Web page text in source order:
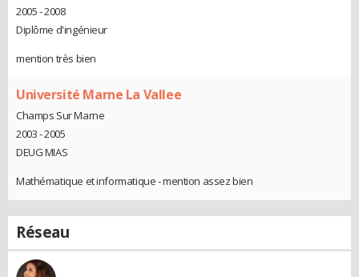
2005 - 2008
Diplôme d'ingénieur
mention très bien
Université Marne La Vallee
Champs Sur Marne
2003 - 2005
DEUG MIAS
Mathématique et informatique - mention assez bien
Réseau